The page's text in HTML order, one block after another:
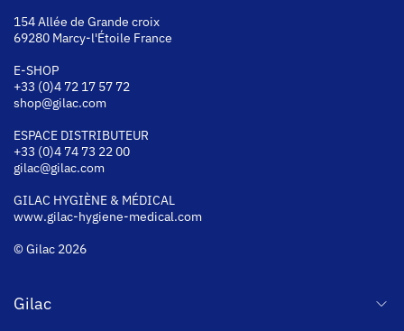
154 Allée de Grande croix
69280 Marcy-l'Étoile France
E-SHOP
+33 (0)4 72 17 57 72
shop@gilac.com
ESPACE DISTRIBUTEUR
+33 (0)4 74 73 22 00
gilac@gilac.com
GILAC HYGIÈNE & MÉDICAL
www.gilac-hygiene-medical.com
© Gilac 2026
Gilac